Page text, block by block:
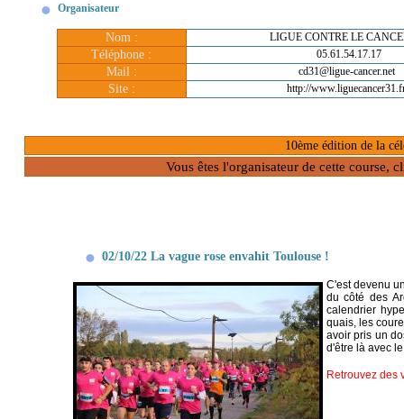
Organisateur
Nom : LIGUE CONTRE LE
Téléphone : 05.61.54.17.17
Mail : cd31@ligue-cancer.net
Site : http://
10ème édition de la
Vous êtes l'organisateur de cette course,
02/10/22 La vague rose envahit Toulouse !
C'est devenu
du côté des
calendrier
quais, les
avoir pris un
d'être là avec
Retrouvez des